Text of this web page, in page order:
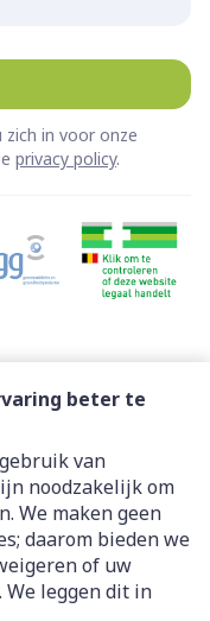
beter te
van
noodzakelijk om
We maken geen
daarom bieden we
of uw
leggen dit in
in voor onze
privacy policy.